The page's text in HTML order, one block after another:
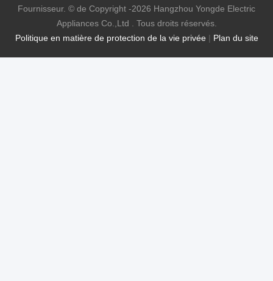
Politique en matière de protection de la vie privée| Plan du site
Fournisseur. © de Copyright -2026 Hangzhou Yongde Electric
Appliances Co.,Ltd . Tous droits réservés.